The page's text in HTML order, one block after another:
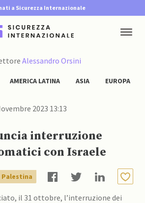
a Sicurezza Internazionale
Alessandro Orsini
AMERICA LATINA ASIA EUROPA
2023 13:13
interruzione
con Israele
Palestina
il 31 ottobre, l’interruzione dei